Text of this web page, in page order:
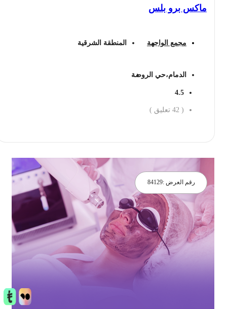
ماكس برو بلس
مجمع الواجهة المنطقة الشرقية
الدمام،حي الروضة
4.5
42 تعليق )
رقم العرض :84129